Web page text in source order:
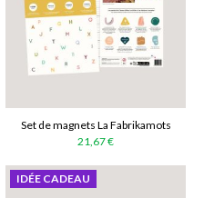
Set de magnets La Fabrikamots
21,67 €
IDÉE CADEAU